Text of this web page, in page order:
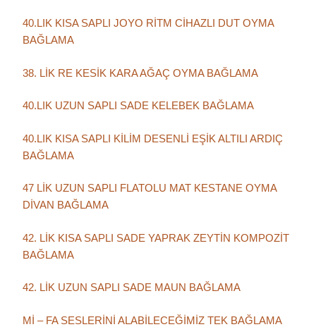
40.LIK KISA SAPLI JOYO RİTM CİHAZLI DUT OYMA
BAĞLAMA
38. LİK RE KESİK KARA AĞAÇ OYMA BAĞLAMA
40.LIK UZUN SAPLI SADE KELEBEK BAĞLAMA
40.LIK KISA SAPLI KİLİM DESENLİ EŞİK ALTILI ARDIÇ
BAĞLAMA
47 LİK UZUN SAPLI FLATOLU MAT KESTANE OYMA
DİVAN BAĞLAMA
42. LİK KISA SAPLI SADE YAPRAK ZEYTİN KOMPOZİT
BAĞLAMA
42. LİK UZUN SAPLI SADE MAUN BAĞLAMA
Mİ – FA SESLERİNİ ALABİLECEĞİMİZ TEK BAĞLAMA